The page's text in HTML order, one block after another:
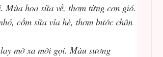
hoa sữa về, thơm từng cơn gió.
cốm sữa vỉa hè, thơm bước chân
mờ xa mời gọi. Màu sương